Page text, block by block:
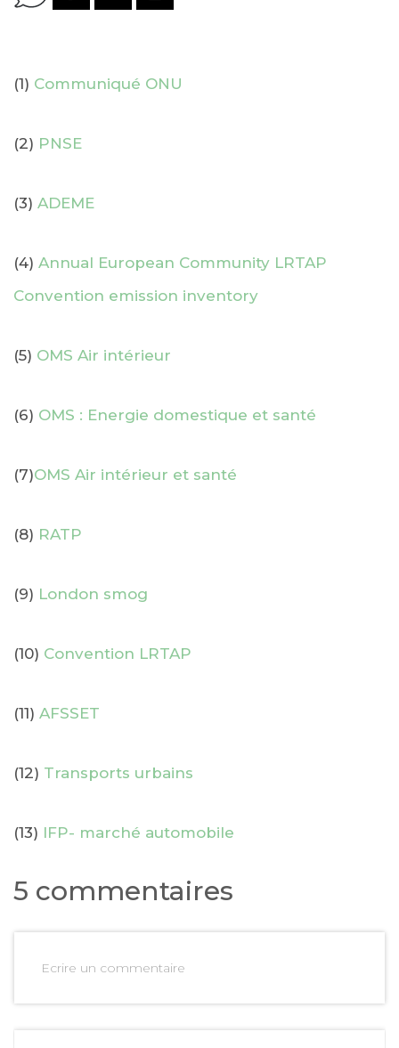
(1) Communiqué ONU
(2) PNSE
(3) ADEME
(4) Annual European Community LRTAP
Convention emission inventory
(5) OMS Air intérieur
(6) OMS : Energie domestique et santé
(7)OMS Air intérieur et santé
(8) RATP
(9) London smog
(10) Convention LRTAP
(11) AFSSET
(12) Transports urbains
(13) IFP- marché automobile
5 commentaires
Ecrire un commentaire